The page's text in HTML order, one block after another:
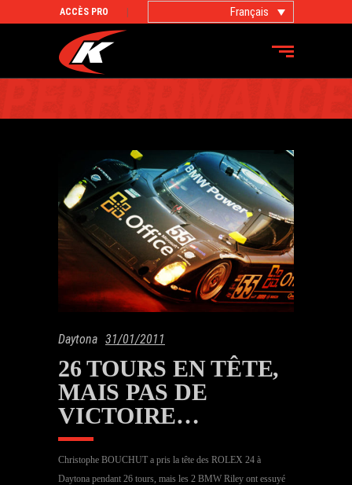
ACCÈS PRO Français
DAYTONA
Daytona 31/01/2011
26 TOURS EN TÊTE,
MAIS PAS DE
VICTOIRE…
Christophe BOUCHUT a pris la tête des ROLEX 24 à
Daytona pendant 26 tours, mais les 2 BMW Riley ont essuyé